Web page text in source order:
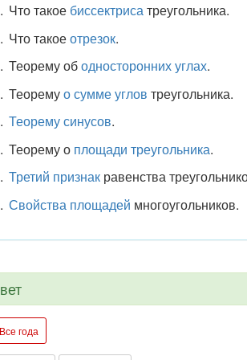
Что такое биссектрисатреугольника.
Что такоеотрезок.
Теорему ободносторонних углах.
Теоремуо сумме углов треугольника.
Теорему синусов.
Теорему о площади треугольника.
Третий признакравенства
Свойства площадей многоугольников.
Все года